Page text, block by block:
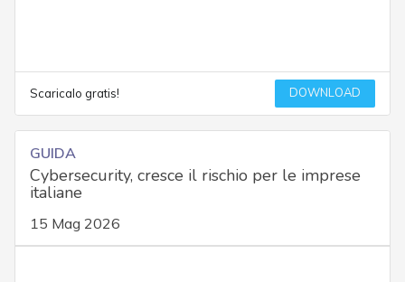
Scaricalo gratis! DOWNLOAD
GUIDA
Cybersecurity, cresce il rischio per le imprese
italiane
15 Mag 2026